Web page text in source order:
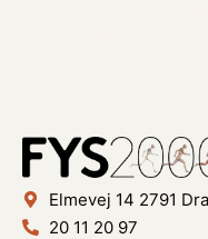
Elmevej 14 2791
20 11 20 97